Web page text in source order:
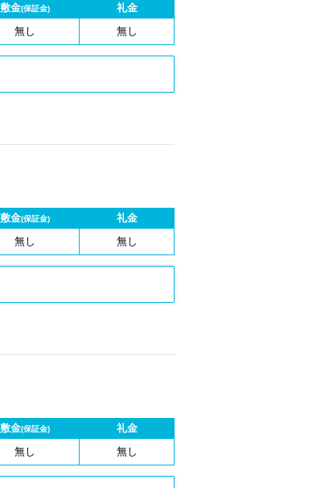
敷金(保証金)
礼金
無し 無し
敷金(保証金)
礼金
無し 無し
敷金(保証金)
礼金
無し 無し